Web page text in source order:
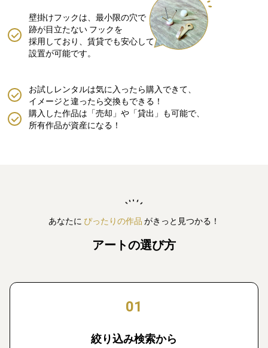
壁掛けフックは、最小限の穴で
跡が目立たない フックを
採用しており、賃貸でも安心して
設置が可能です。
購入した作品は「売却」や「貸出」も可能で、
所有作品が資産になる！
お試しレンタルは気に入ったら購入できて、
イメージと違ったら交換もできる！
あなたに ぴったりの作品 がきっと見つかる！
アートの選び方
01
絞り込み検索から